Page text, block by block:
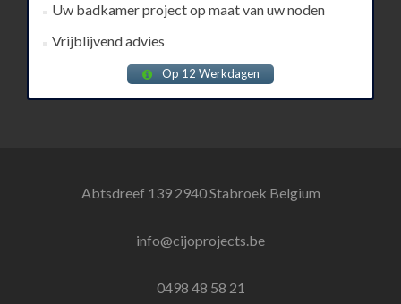
Uw badkamer project op maat van uw noden
Vrijblijvend advies
Op 12 Werkdagen
Abtsdreef 139 2940 Stabroek Belgium
info@cijoprojects.be
0498 48 58 21